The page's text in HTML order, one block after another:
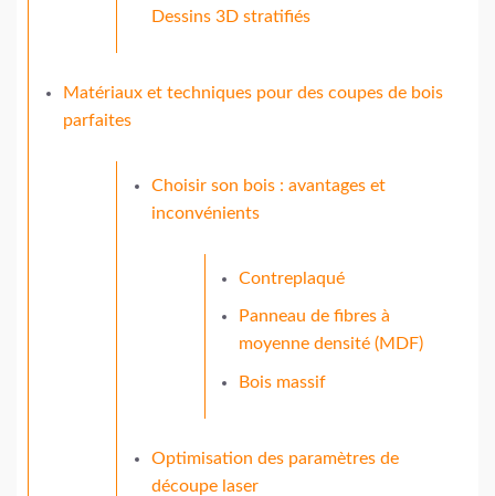
Dessins 3D stratifiés
Matériaux et techniques pour des coupes de bois
parfaites
Choisir son bois : avantages et
inconvénients
Contreplaqué
Panneau de fibres à
moyenne densité (MDF)
Bois massif
Optimisation des paramètres de
découpe laser